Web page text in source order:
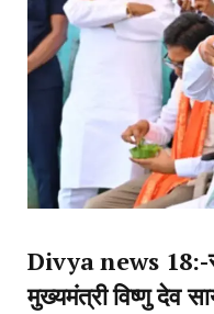
Divya news 18:-
मुख्यमंत्री विष्णु देव